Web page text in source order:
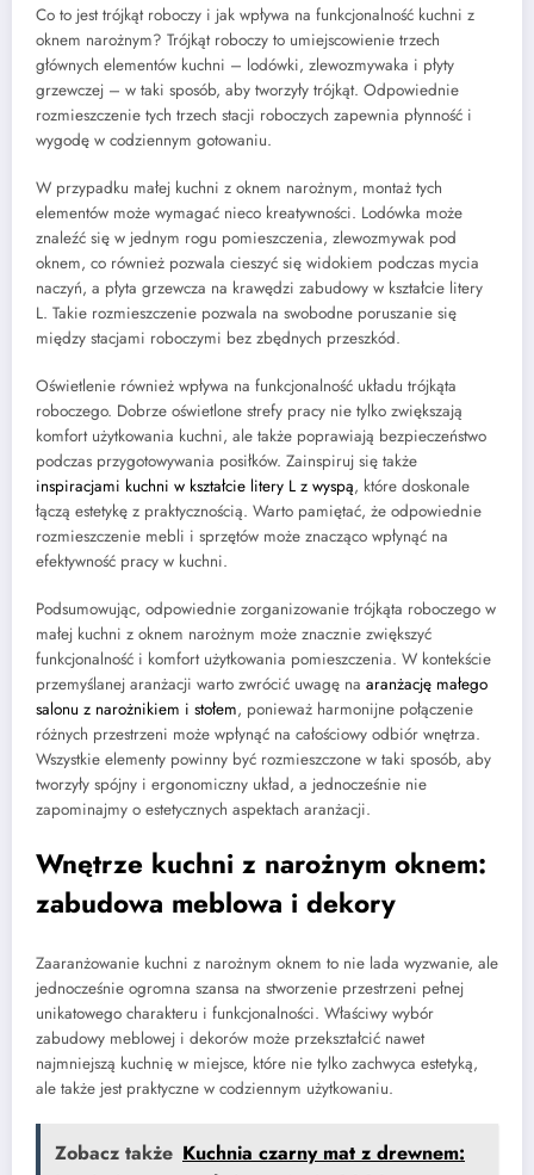
Co to jest trójkąt roboczy i jak wpływa na funkcjonalność kuchni z
oknem narożnym? Trójkąt roboczy to umiejscowienie trzech
głównych elementów kuchni – lodówki, zlewozmywaka i płyty
grzewczej – w taki sposób, aby tworzyły trójkąt. Odpowiednie
rozmieszczenie tych trzech stacji roboczych zapewnia płynność i
wygodę w codziennym gotowaniu.
W przypadku małej kuchni z oknem narożnym, montaż tych
elementów może wymagać nieco kreatywności. Lodówka może
znaleźć się w jednym rogu pomieszczenia, zlewozmywak pod
oknem, co również pozwala cieszyć się widokiem podczas mycia
naczyń, a płyta grzewcza na krawędzi zabudowy w kształcie litery
L. Takie rozmieszczenie pozwala na swobodne poruszanie się
między stacjami roboczymi bez zbędnych przeszkód.
Oświetlenie również wpływa na funkcjonalność układu trójkąta
roboczego. Dobrze oświetlone strefy pracy nie tylko zwiększają
komfort użytkowania kuchni, ale także poprawiają bezpieczeństwo
podczas przygotowywania posiłków. Zainspiruj się także
inspiracjami kuchni w kształcie litery L z wyspą, które doskonale
łączą estetykę z praktycznością. Warto pamiętać, że odpowiednie
rozmieszczenie mebli i sprzętów może znacząco wpłynąć na
efektywność pracy w kuchni.
Podsumowując, odpowiednie zorganizowanie trójkąta roboczego w
małej kuchni z oknem narożnym może znacznie zwiększyć
funkcjonalność i komfort użytkowania pomieszczenia. W kontekście
przemyślanej aranżacji warto zwrócić uwagę na aranżację małego
salonu z narożnikiem i stołem, ponieważ harmonijne połączenie
różnych przestrzeni może wpłynąć na całościowy odbiór wnętrza.
Wszystkie elementy powinny być rozmieszczone w taki sposób, aby
tworzyły spójny i ergonomiczny układ, a jednocześnie nie
zapominajmy o estetycznych aspektach aranżacji.
Wnętrze kuchni z narożnym oknem:
zabudowa meblowa i dekory
Zaaranżowanie kuchni z narożnym oknem to nie lada wyzwanie, ale
jednocześnie ogromna szansa na stworzenie przestrzeni pełnej
unikatowego charakteru i funkcjonalności. Właściwy wybór
zabudowy meblowej i dekorów może przekształcić nawet
najmniejszą kuchnię w miejsce, które nie tylko zachwyca estetyką,
ale także jest praktyczne w codziennym użytkowaniu.
Zobacz także Kuchnia czarny mat z drewnem: